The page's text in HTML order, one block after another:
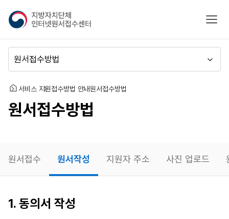
지
방
자
치
단
체
인
넷
원
수
센
터
모바
뉴
동
홈 서비스 지원접수방법 안내원서접수방법
원서접수방법
원서접수 원서작성 지원자 주소 사진 업로드
원서작성
1. 동의서 작성